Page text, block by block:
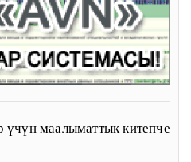
үчүн маалыматтык китепче